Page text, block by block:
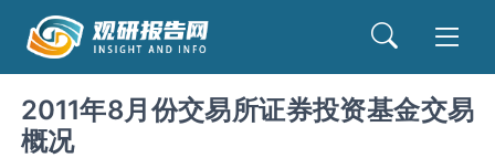
2011年8月份交易所证券投资基金交易
概况